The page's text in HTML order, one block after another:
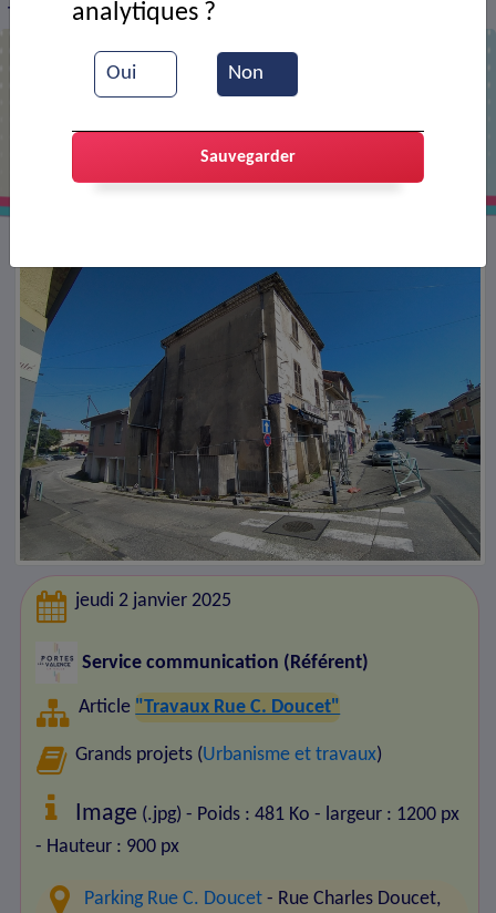
Travaux Rue C. Doucet
jeudi 2 janvier 2025
Service communication (Référent)
Article "Travaux Rue C. Doucet"
Grands projets (Urbanisme et travaux)
Image (.jpg) - Poids : 481 Ko - largeur : 1200 px
- Hauteur : 900 px
Parking Rue C. Doucet - Rue Charles Doucet,
Oui Non
analytiques ?
Sauvegarder